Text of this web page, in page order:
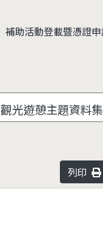
補助活動登載暨憑證
觀光遊憩主題資料集
列印